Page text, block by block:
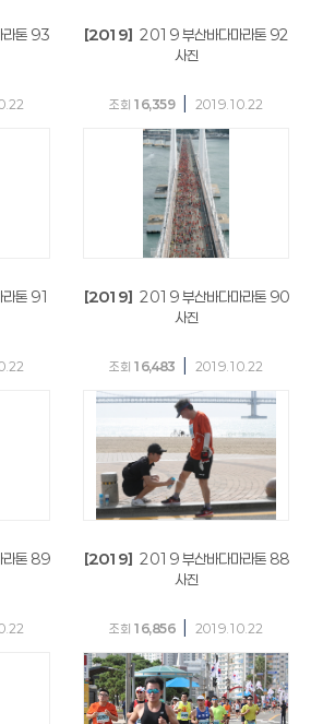
톤 93
[2019] 2019 부산바다마라톤 92
사진
조회 16,359 2019.10.22
톤 91
[2019] 2019 부산바다마라톤 90
사진
조회 16,483 2019.10.22
톤 89
[2019] 2019 부산바다마라톤 88
사진
조회 16,856 2019.10.22